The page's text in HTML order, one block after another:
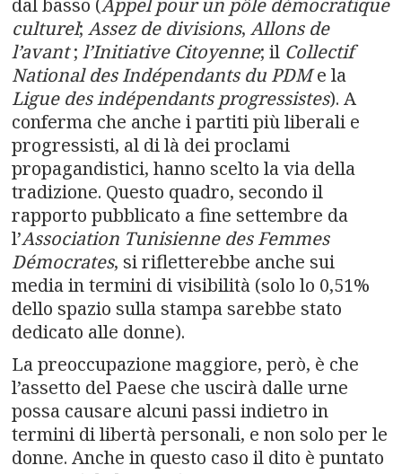
dal basso (Appel pour un pôle démocratique
culturel; Assez de divisions, Allons de
l’avant; l’Initiative Citoyenne; il Collectif
National des Indépendants du PDMe la
Ligue des indépendants progressistes). A
conferma che anche i partiti più liberali e
progressisti, al di là dei proclami
propagandistici, hanno scelto la via della
tradizione. Questo quadro, secondo il
rapporto pubblicato a fine settembre da
l’Association Tunisienne des Femmes
Démocrates, si rifletterebbe anche sui
media in termini di visibilità (solo lo 0,51%
dello spazio sulla stampa sarebbe stato
dedicato alle donne).
La preoccupazione maggiore, però, è che
l’assetto del Paese che uscirà dalle urne
possa causare alcuni passi indietro in
termini di libertà personali, e non solo per le
donne. Anche in questo caso il dito è puntato